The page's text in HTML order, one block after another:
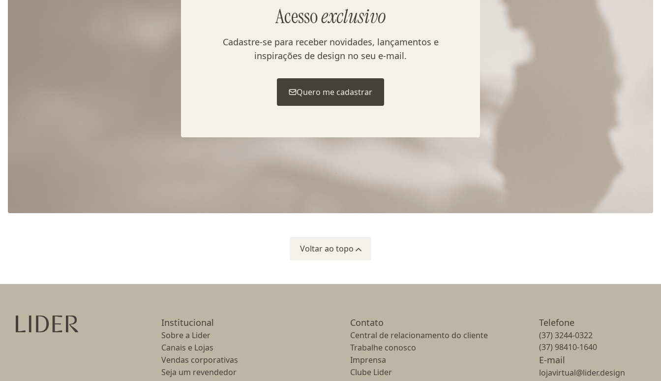
Acessoexclusivo
Cadastre-se para receber novidades, lançamentos e
inspirações de design no seu e-mail.
Quero me cadastrar
Voltar ao topo
Ir para a página inicial Institucional
Sobre a Lider
Canais e Lojas
Vendas corporativas
Seja um revendedor
Contato
Central de relacionamento do cliente
Trabalhe conosco
Imprensa
Clube Lider
Telefone
(37) 3244-0322
(37) 98410-1640
E-mail
lojavirtual@lider.design